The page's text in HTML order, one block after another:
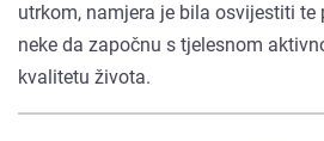
utrkom, namjera je bila osvijestiti te
neke da započnu s tjelesnom
kvalitetu života.